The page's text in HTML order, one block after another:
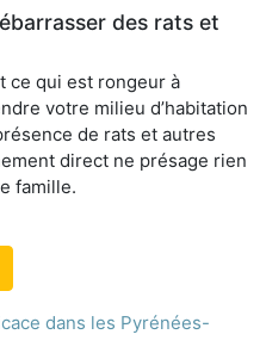
des rats et
ce qui est rongeur à
votre milieu d’habitation
de rats et autres
direct ne présage rien
famille.
dans les Pyrénées-